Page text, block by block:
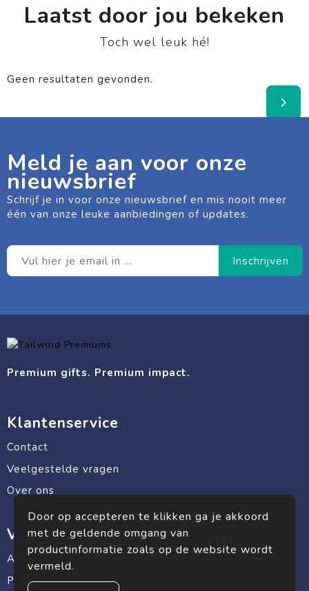
Laatst door jou bekeken
Toch wel leuk hé!
Geen resultaten gevonden.
Meld je aan voor onze
nieuwsbrief
Schrijf je in voor onze nieuwsbrief en mis nooit meer
één van onze leuke aanbiedingen of updates.
Premium gifts. Premium impact.
Klantenservice
Contact
Veelgestelde vragen
Over ons
Veilig winkelen
Algemene voorwaarden
Privacyverklaring
Door op accepteren te klikken ga je akkoord
met de geldende omgang van
productinformatie zoals op de website wordt
vermeld.